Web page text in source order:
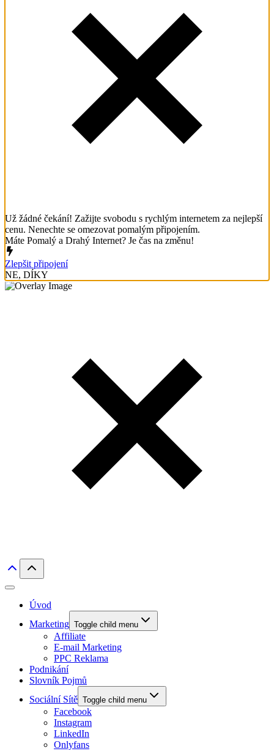
Už žádné čekání! Zažijte svobodu s rychlým internetem za nejlepší
cenu. Nenechte se omezovat pomalým připojením.
Máte Pomalý a Drahý Internet? Je čas na změnu!
Zlepšit připojení
NE, DÍKY
Úvod
Marketing Toggle child menu
Affiliate
E-mail Marketing
PPC Reklama
Podnikání
Slovník Pojmů
Sociální Sítě Toggle child menu
Facebook
Instagram
LinkedIn
Onlyfans